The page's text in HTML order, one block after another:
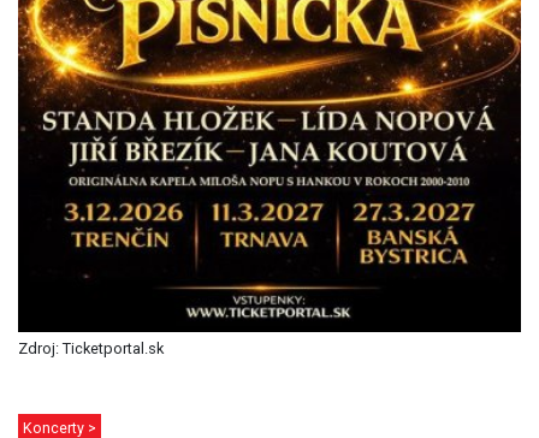
Zdroj: Ticketportal.sk
Koncerty >